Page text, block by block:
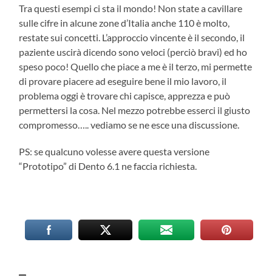
Tra questi esempi ci sta il mondo! Non state a cavillare
sulle cifre in alcune zone d’Italia anche 110 è molto,
restate sui concetti. L’approccio vincente è il secondo, il
paziente uscirà dicendo sono veloci (perciò bravi) ed ho
speso poco! Quello che piace a me è il terzo, mi permette
di provare piacere ad eseguire bene il mio lavoro, il
problema oggi è trovare chi capisce, apprezza e può
permettersi la cosa. Nel mezzo potrebbe esserci il giusto
compromesso….. vediamo se ne esce una discussione.
PS: se qualcuno volesse avere questa versione
“Prototipo” di Dento 6.1 ne faccia richiesta.